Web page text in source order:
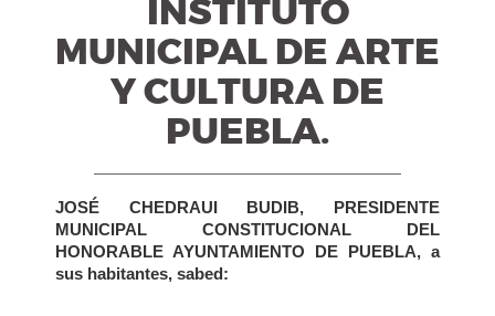
INSTITUTO
MUNICIPAL DE ARTE
Y CULTURA DE
PUEBLA.
JOSÉ CHEDRAUI BUDIB, PRESIDENTE
MUNICIPAL CONSTITUCIONAL DEL
HONORABLE AYUNTAMIENTO DE PUEBLA, a
sus habitantes, sabed: